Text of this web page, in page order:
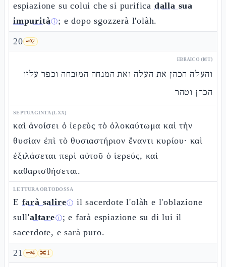
espiazione su colui che si purifica dalla sua
impuritàⓘ; e dopo sgozzerà l'olàh.
20 🗝️2
EBRAICO (MT)
והעלה הכהן את העלה ואת המנחה המזבחה וכפר עליו
הכהן וטהר
SEPTUAGINTA (LXX)
καὶ ἀνοίσει ὁ ἱερεὺς τὸ ὁλοκαύτωμα καὶ τὴν
θυσίαν ἐπὶ τὸ θυσιαστήριον ἔναντι κυρίου· καὶ
ἐξιλάσεται περὶ αὐτοῦ ὁ ἱερεύς, καὶ
καθαρισθήσεται.
LETTURA ORTODOSSA
E farà salireⓘ il sacerdote l'olàh e l'oblazione
sull'altareⓘ; e farà espiazione su di lui il
sacerdote, e sarà puro.
21 🗝️4 🔀1